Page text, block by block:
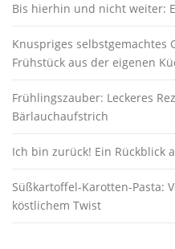
Bis hierhin und nicht weiter:
Knuspriges selbstgemachtes
Frühstück aus der eigenen
Frühlingszauber: Leckeres
Bärlauchaufstrich
Ich bin zurück! Ein Rückblick
Süßkartoffel-Karotten-Pasta:
köstlichem Twist